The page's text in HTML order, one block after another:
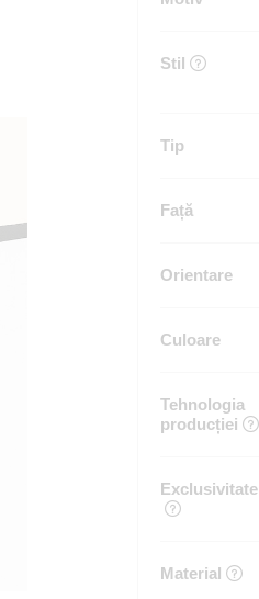
Stil
Tip
Față
Orientare
Culoare
Tehnologia
producției
Exclusivitate
Material